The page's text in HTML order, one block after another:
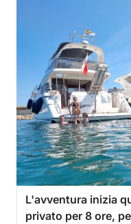
L'avventura inizia
privato per 8 ore,